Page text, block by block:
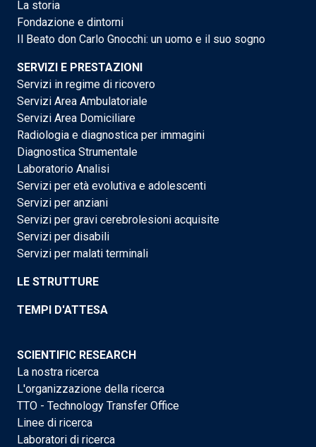
La storia
Fondazione e dintorni
Il Beato don Carlo Gnocchi: un uomo e il suo sogno
SERVIZI E PRESTAZIONI
Servizi in regime di ricovero
Servizi Area Ambulatoriale
Servizi Area Domiciliare
Radiologia e diagnostica per immagini
Diagnostica Strumentale
Laboratorio Analisi
Servizi per età evolutiva e adolescenti
Servizi per anziani
Servizi per gravi cerebrolesioni acquisite
Servizi per disabili
Servizi per malati terminali
LE STRUTTURE
TEMPI D'ATTESA
SCIENTIFIC RESEARCH
La nostra ricerca
L'organizzazione della ricerca
TTO - Technology Transfer Office
Linee di ricerca
Laboratori di ricerca